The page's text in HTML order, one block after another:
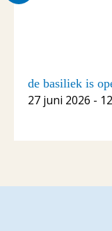
de basiliek is
27 juni 2026 -